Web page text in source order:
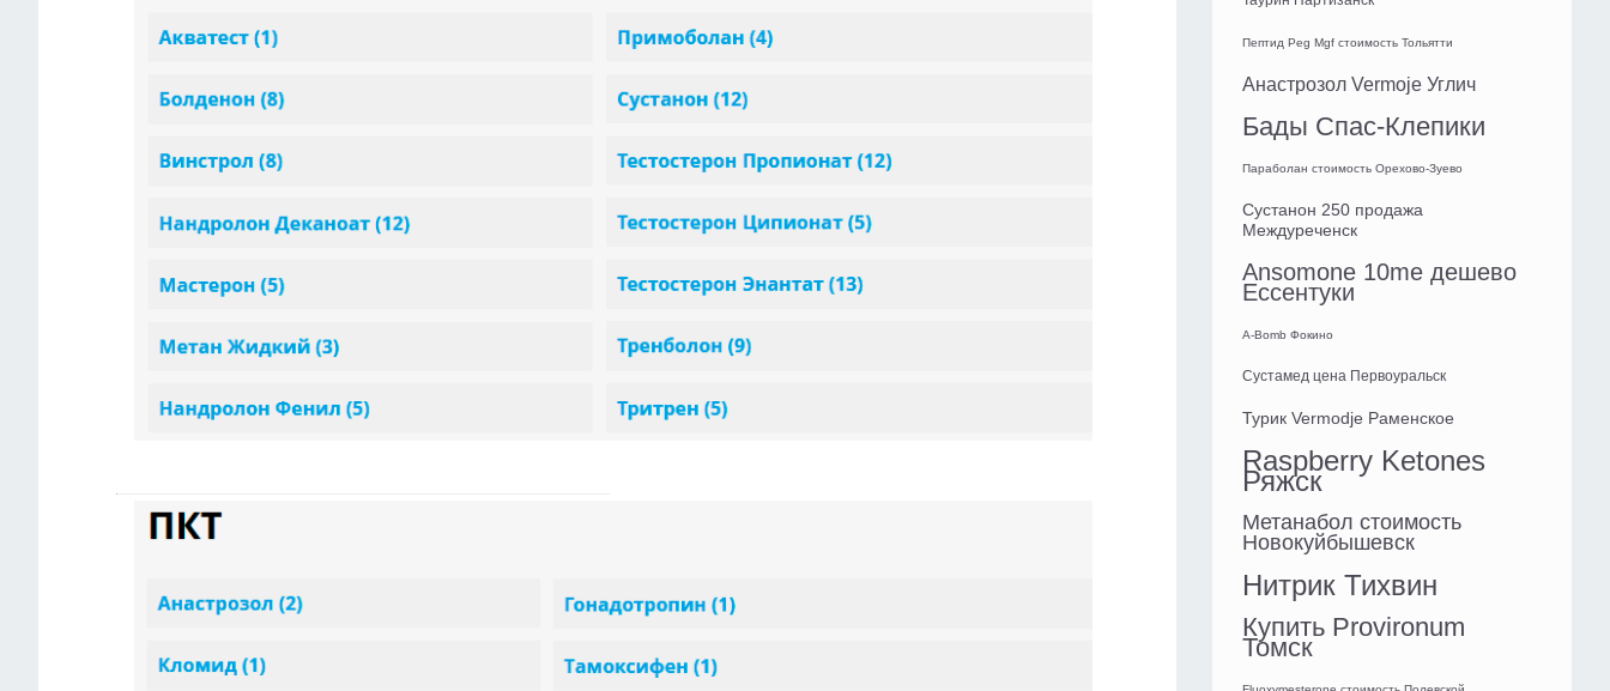
Пептид Peg Mgf стоимость Тольятти
Анастрозол Vermoje Углич
Бады Спас-Клепики
Параболан стоимость Орехово-Зуево
Сустанон 250 продажа
Междуреченск
Ansomone 10me дешево
Ессентуки
A-Bomb Фокино
Сустамед цена Первоуральск
Турик Vermodje Раменское
Raspberry Ketones
Ряжск
Метанабол стоимость
Новокуйбышевск
Нитрик Тихвин
Купить Provironum
Томск